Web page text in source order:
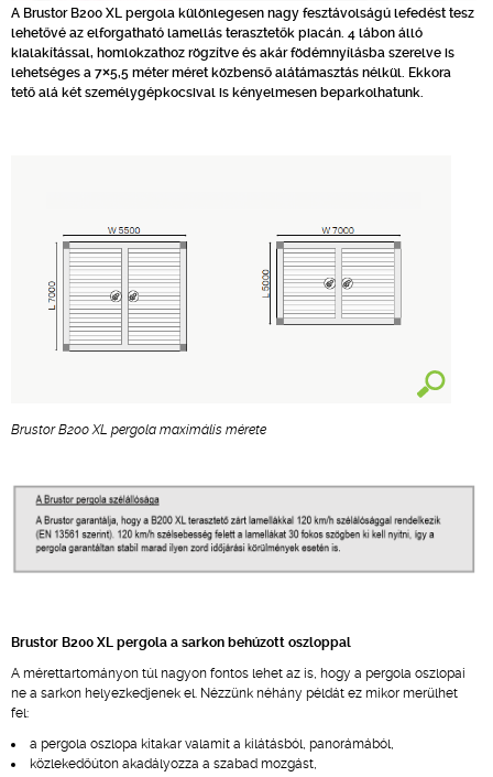
A Brustor B200 XL pergola különlegesen nagy fesztávolságú lefedést tesz
lehetővé az elforgatható lamellás terasztetők piacán. 4 lábon álló
kialakítással, homlokzathoz rögzítve és akár födémnyílásba szerelve is
lehetséges a 7×5,5 méter méret közbenső alátámasztás nélkül. Ekkora
tető alá két személygépkocsival is kényelmesen beparkolhatunk.
Brustor B200 XL pergola maximális mérete
Brustor B200 XL pergola a sarkon behúzott oszloppal
A mérettartományon túl nagyon fontos lehet az is, hogy a pergola oszlopai
ne a sarkon helyezkedjenek el. Nézzünk néhány példát ez mikor merülhet
fel:
a pergola oszlopa kitakar valamit a kilátásból, panorámából,
közlekedőúton akadályozza a szabad mozgást,